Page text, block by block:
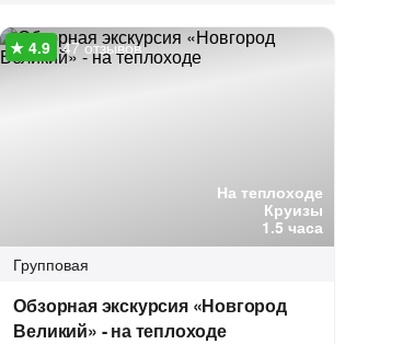
На теплоходе
Круизы
1.5 часа
47 отзывов
Групповая
Обзорная экскурсия «Новгород
Великий» - на теплоходе